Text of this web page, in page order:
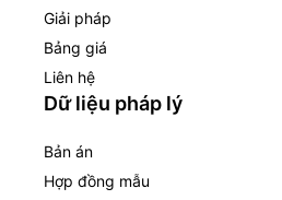
Giải pháp
Bảng giá
Liên hệ
Dữ liệu pháp lý
Bản án
Hợp đồng mẫu